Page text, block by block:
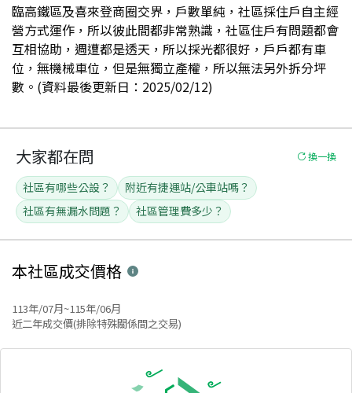
臨高鐵區及喜來登商圈交界，戶數單純，社區採住戶自主經
營方式運作，所以彼此間都非常熟識，社區住戶有問題都會
互相協助，週遭都是透天，所以採光都很好，戶戶都有車
位，無機械車位，但是無獨立產權，所以無法另外拆分坪
數。(資料最後更新日：2025/02/12)
大家都在問 換一換
社區有哪些公設？
附近有捷運站/公車站嗎？
社區有無漏水問題？
社區管理費多少？
本社區成交價格
113年/07月~115年/06月
近二年成交價(排除特殊關係間之交易)